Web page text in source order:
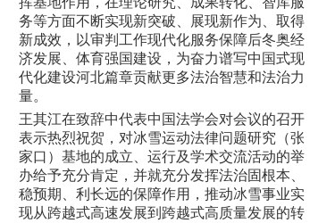
务等方面不断实现新突破、展现新作为、取得
新成效，以审判工作现代化服务保障后冬奥经
济发展、体育强国建设，为奋力谱写中国式现
代化建设河北篇章贡献更多法治智慧和法治力
量。
王其江在致辞中代表中国法学会对会议的召开
表示热烈祝贺，对冰雪运动法律问题研究（张
家口）基地的成立、运行及学术交流活动的举
办给予充分肯定，并就充分发挥法治固根本、
稳预期、利长远的保障作用，推动冰雪事业实
现从跨越式高速发展到跨越式高质量发展的转